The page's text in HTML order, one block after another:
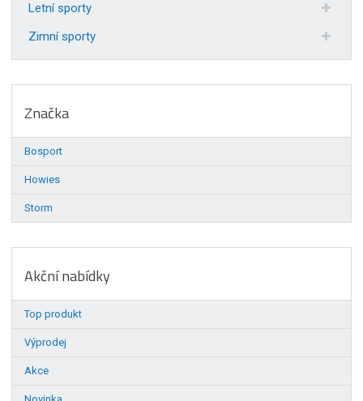
Letní sporty
Zimní sporty
Značka
Bosport
Howies
Storm
Akční nabídky
Top produkt
Výprodej
Akce